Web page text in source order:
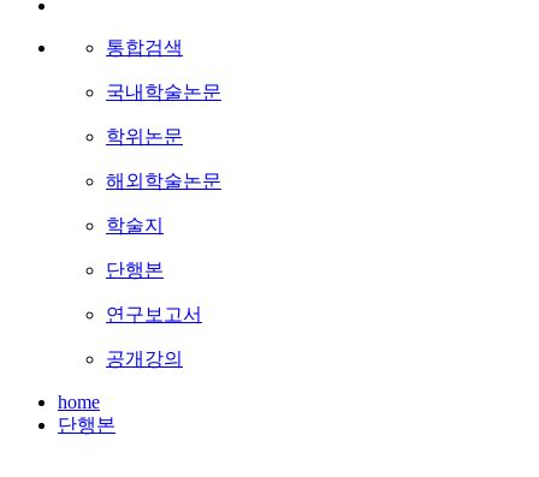
통합검색
국내학술논문
학위논문
해외학술논문
학술지
단행본
연구보고서
공개강의
home
단행본